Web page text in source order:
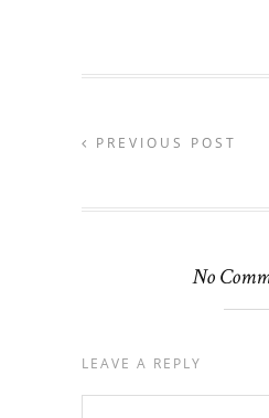
PREVIOUS POST
No
LEAVE A REPLY